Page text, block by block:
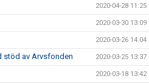
2020-04-28 11:25
2020-03-30 13:09
2020-03-26 14:04
stöd av Arvsfonden 2020-03-25 13:37
2020-03-18 13:42